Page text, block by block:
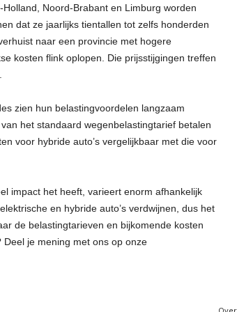
Noord-Brabant en Limburg worden
dat ze jaarlijks tientallen tot zelfs honderden
naar een provincie met hogere
kosten flink oplopen. Die prijsstijgingen treffen
zien hun belastingvoordelen langzaam
het standaard wegenbelastingtarief betalen
voor hybride auto’s vergelijkbaar met die voor
impact het heeft, varieert enorm afhankelijk
en hybride auto’s verdwijnen, dus het
de belastingtarieven en bijkomende kosten
je mening met ons op onze